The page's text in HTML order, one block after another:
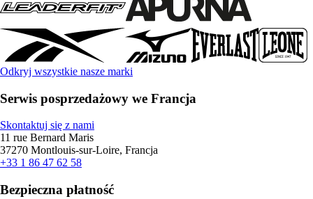
Odkryj wszystkie nasze marki
Serwis posprzedażowy we Francja
Skontaktuj się z nami
11 rue Bernard Maris
37270 Montlouis-sur-Loire, Francja
+33 1 86 47 62 58
Bezpieczna płatność